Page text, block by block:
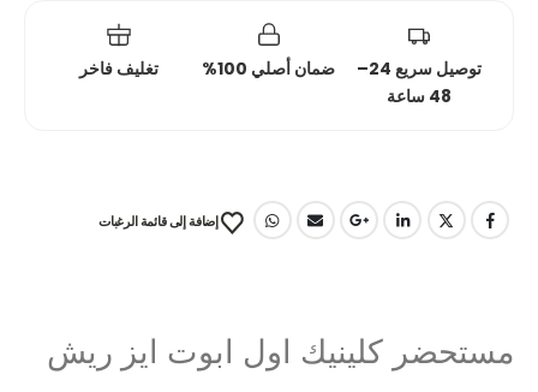
توصيل سريع 24–
48 ساعة
ضمان أصلي 100% تغليف فاخر
إضافة إلى قائمة الرغبات
مستحضر كلينيك اول ابوت ايز ريش